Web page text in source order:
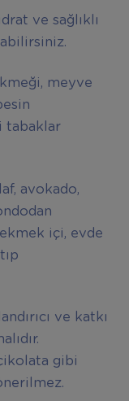
ve sağlıklı
meyve
tabaklar
avokado,
içi, evde
ve katkı
gibi